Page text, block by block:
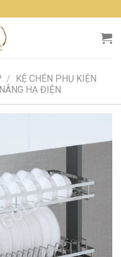
/ KỆ CHÉN PHỤ KIỆN
HẠ ĐIỆN